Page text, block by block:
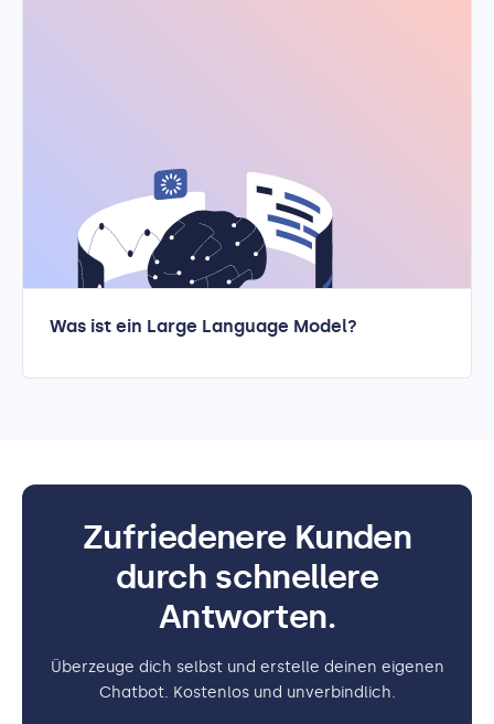
Was ist ein Large Language Model?
Zufriedenere Kunden
durch schnellere
Antworten.
Überzeuge dich selbst und erstelle deinen eigenen
Chatbot. Kostenlos und unverbindlich.